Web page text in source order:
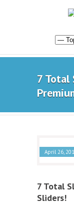
7 Total
April 26,
7 Total
Sliders!